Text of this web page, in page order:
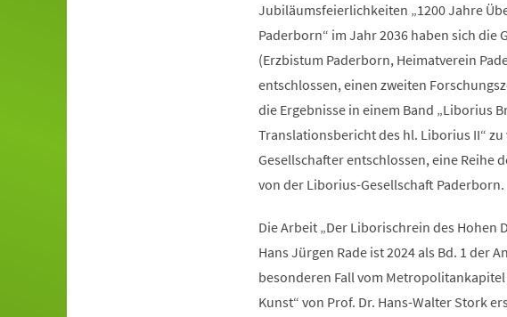
Jubiläumsfeierlichkeiten „1200 Jahre
Paderborn“ im Jahr 2036 haben sich
(Erzbistum Paderborn, Heimatverein
entschlossen, einen zweiten
die Ergebnisse in einem Band „Liborius
Translationsbericht des hl. Liborius II“
Gesellschafter entschlossen, eine Reihe
von der Liborius-Gesellschaft Paderborn.
Die Arbeit „Der Liborischrein des Hohen
Hans Jürgen Rade ist 2024 als Bd. 1 der
besonderen Fall vom
Kunst“ von Prof. Dr. Hans-Walter Stork